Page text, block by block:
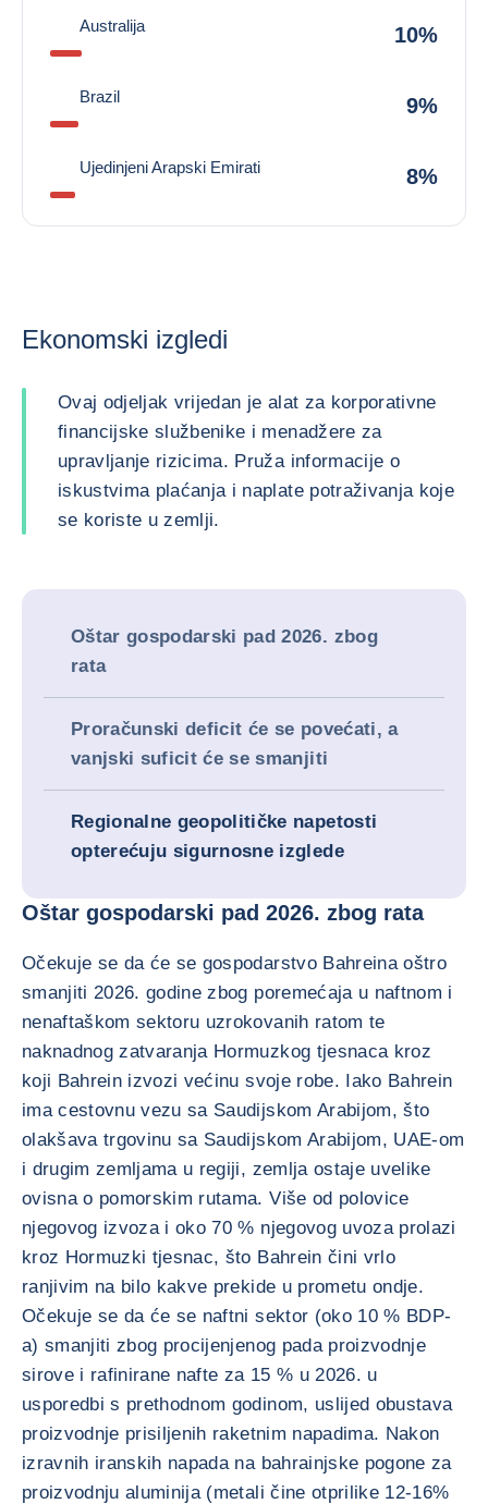
Australija 10%
Brazil 9%
Ujedinjeni Arapski Emirati 8%
Ekonomski izgledi
Ovaj odjeljak vrijedan je alat za korporativne
financijske službenike i menadžere za
upravljanje rizicima. Pruža informacije o
iskustvima plaćanja i naplate potraživanja koje
se koriste u zemlji.
Oštar gospodarski pad 2026. zbog
rata
Proračunski deficit će se povećati, a
vanjski suficit će se smanjiti
Regionalne geopolitičke napetosti
opterećuju sigurnosne izglede
Oštar gospodarski pad 2026. zbog rata
Očekuje se da će se gospodarstvo Bahreina oštro
smanjiti 2026. godine zbog poremećaja u naftnom i
nenaftaškom sektoru uzrokovanih ratom te
naknadnog zatvaranja Hormuzkog tjesnaca kroz
koji Bahrein izvozi većinu svoje robe. Iako Bahrein
ima cestovnu vezu sa Saudijskom Arabijom, što
olakšava trgovinu sa Saudijskom Arabijom, UAE-om
i drugim zemljama u regiji, zemlja ostaje uvelike
ovisna o pomorskim rutama. Više od polovice
njegovog izvoza i oko 70 % njegovog uvoza prolazi
kroz Hormuzki tjesnac, što Bahrein čini vrlo
ranjivim na bilo kakve prekide u prometu ondje.
Očekuje se da će se naftni sektor (oko 10 % BDP-
a) smanjiti zbog procijenjenog pada proizvodnje
sirove i rafinirane nafte za 15 % u 2026. u
usporedbi s prethodnom godinom, uslijed obustava
proizvodnje prisiljenih raketnim napadima. Nakon
izravnih iranskih napada na bahrainjske pogone za
proizvodnju aluminija (metali čine otprilike 12-16%